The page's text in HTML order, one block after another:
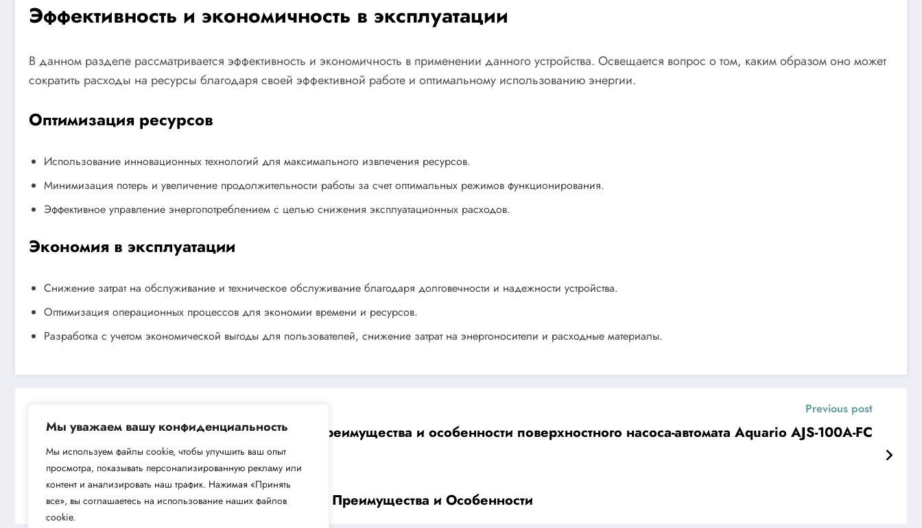
Мы уважаем вашу конфиденциальность
Мы используем файлы cookie, чтобы улучшить ваш опыт
просмотра, показывать персонализированную рекламу или
контент и анализировать наш трафик. Нажимая «Принять
все», вы соглашаетесь на использование наших файлов
cookie.
Эффективность и экономичность в эксплуатации
В данном разделе рассматривается эффективность и экономичность в применении данного устройства. Освещается вопрос о том, каким образом оно может
сократить расходы на ресурсы благодаря своей эффективной работе и оптимальному использованию энергии.
Оптимизация ресурсов
Использование инновационных технологий для максимального извлечения ресурсов.
Минимизация потерь и увеличение продолжительности работы за счет оптимальных режимов функционирования.
Эффективное управление энергопотреблением с целью снижения эксплуатационных расходов.
Экономия в эксплуатации
Снижение затрат на обслуживание и техническое обслуживание благодаря долговечности и надежности устройства.
Оптимизация операционных процессов для экономии времени и ресурсов.
Разработка с учетом экономической выгоды для пользователей, снижение затрат на энергоносители и расходные материалы.
Previous post
Преимущества и особенности поверхностного насоса-автомата Aquario AJS-100A-FC
Next post
Поверхностный насос Aquario AJC-60C — Преимущества и Особенности